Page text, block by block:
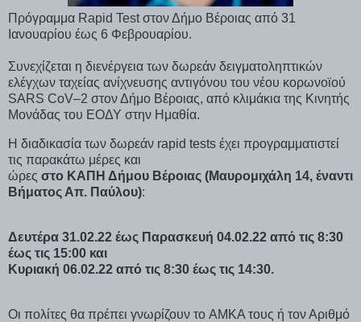
Πρόγραμμα Rapid Test στον Δήμο Βέροιας από 31
Ιανουαρίου έως 6 Φεβρουαρίου.
Συνεχίζεται η διενέργεια των δωρεάν δειγματοληπτικών
ελέγχων ταχείας ανίχνευσης αντιγόνου του νέου κορωνοϊού
SARS CoV–2 στον Δήμο Βέροιας, από κλιμάκια της Κινητής
Μονάδας του ΕΟΔΥ στην Ημαθία.
Η διαδικασία των δωρεάν rapid tests έχει προγραμματιστεί
τις παρακάτω μέρες και
ώρες στο ΚΑΠΗ Δήμου Βέροιας (Μαυρομιχάλη 14, έναντι
Βήματος Απ. Παύλου):
Δευτέρα 31.02.22 έως Παρασκευή 04.02.22 από τις 8:30
έως τις 15:00 και
Κυριακή 06.02.22 από τις 8:30 έως τις 14:30.
Οι πολίτες θα πρέπει γνωρίζουν τo ΑΜΚΑ τους ή τον Αριθμό